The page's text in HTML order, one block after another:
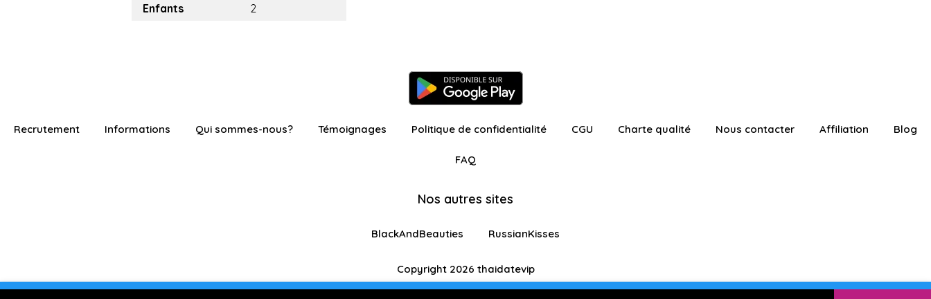
Enfants
2
Recrutement Informations Qui sommes-nous? Témoignages Politique de confidentialité CGU Charte qualité Nous contacter Affiliation Blog
FAQ
Nos autres sites
BlackAndBeauties RussianKisses
Copyright 2026 thaidatevip